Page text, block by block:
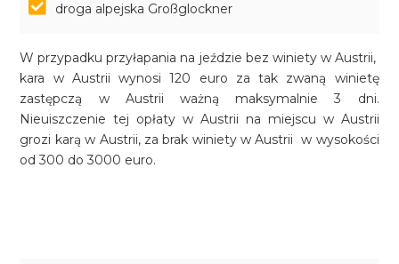
droga alpejska Großglockner
W przypadku przyłapania na jeździe bez winiety w Austrii,
kara w Austrii wynosi 120 euro za tak zwaną winietę
zastępczą w Austrii ważną maksymalnie 3 dni.
Nieuiszczenie tej opłaty w Austrii na miejscu w Austrii
grozi karą w Austrii, za brak winiety w Austrii w wysokości
od 300 do 3000 euro.